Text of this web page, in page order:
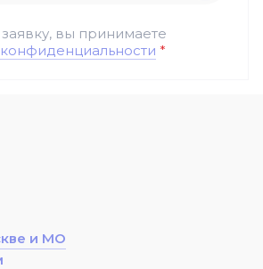
и МО
вы принимаете
конфиденциальности *